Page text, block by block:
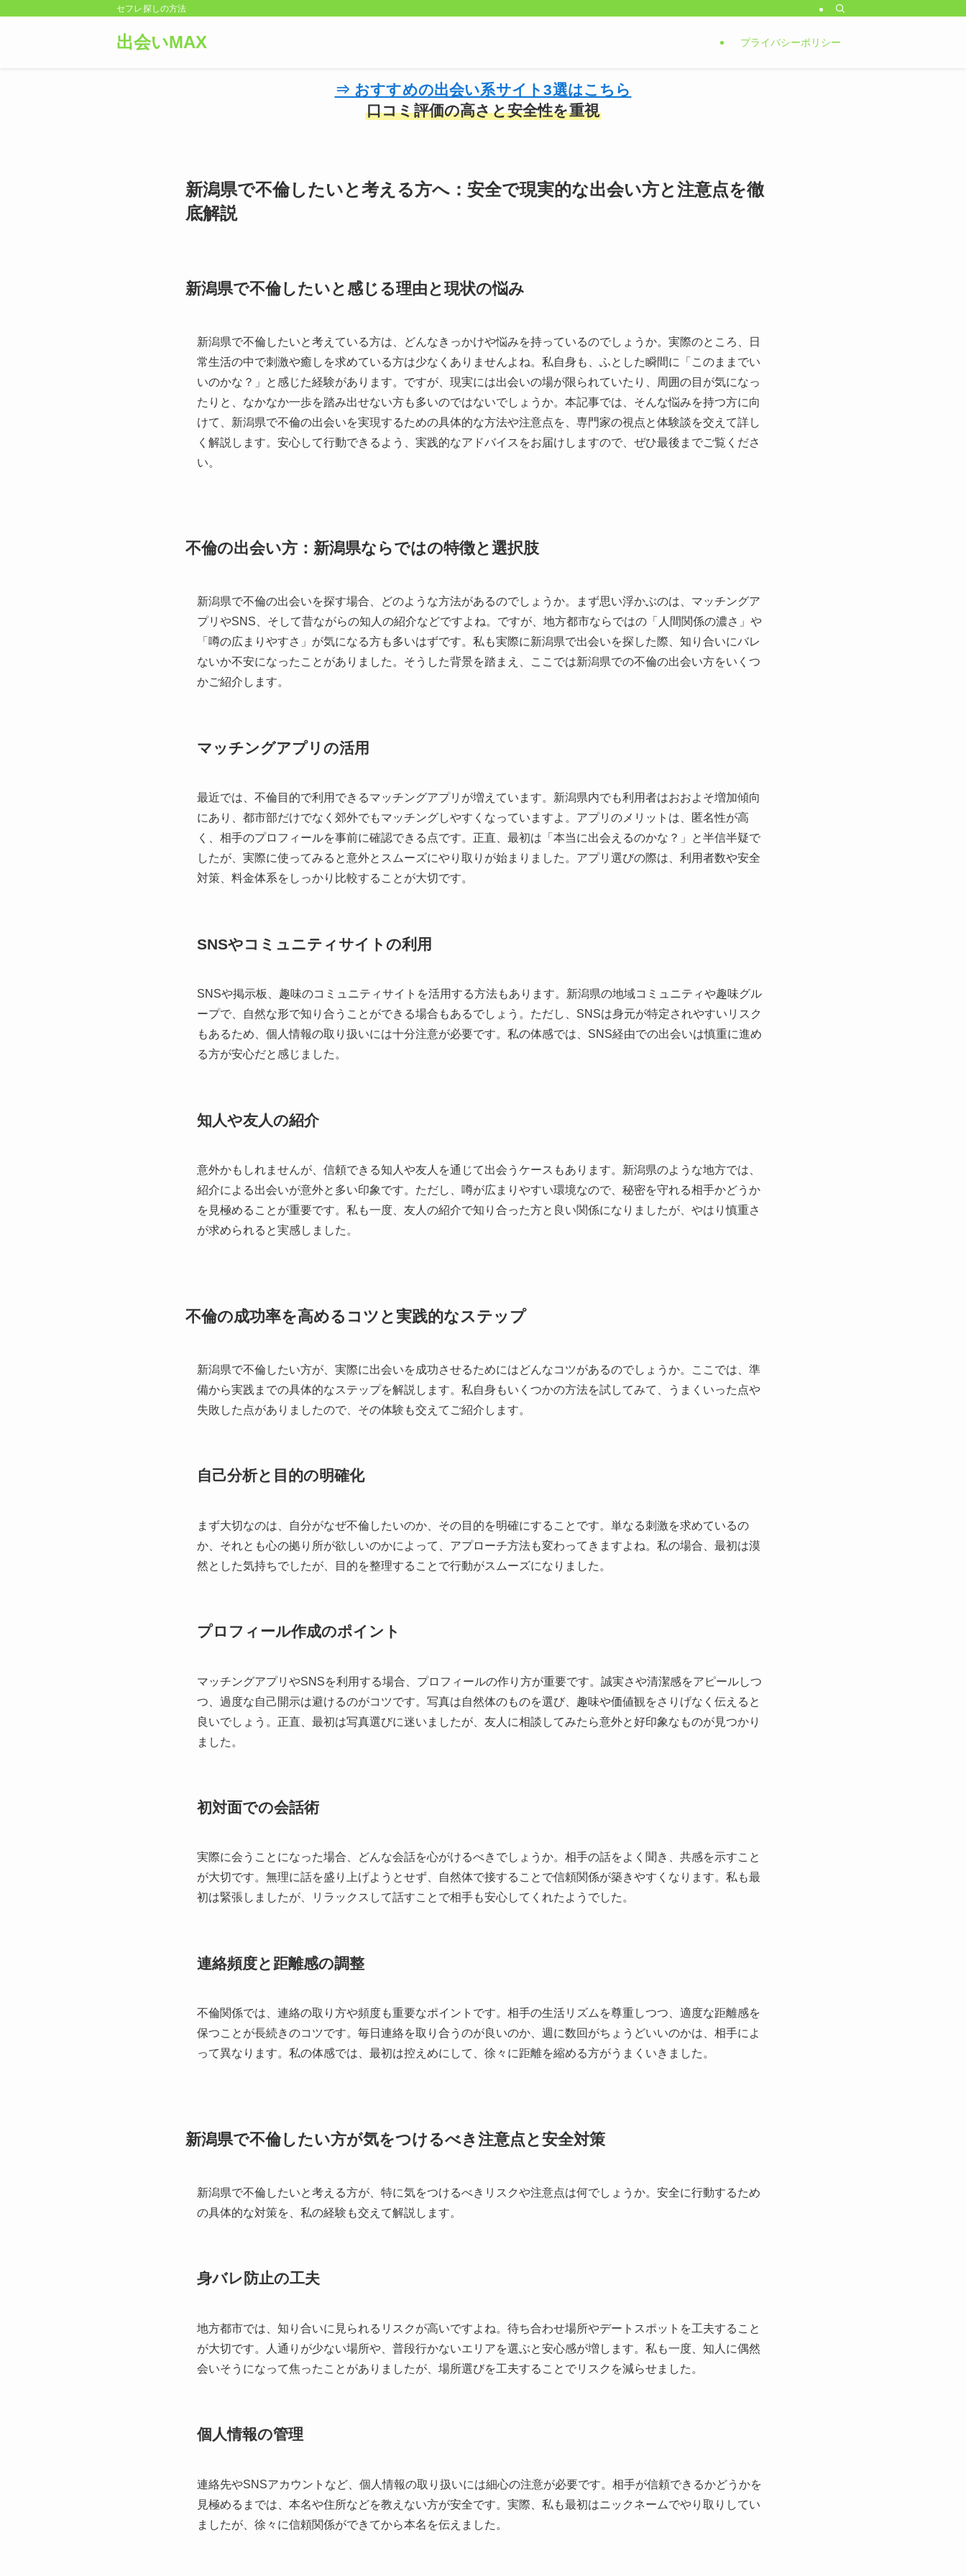
セフレ探しの方法
出会いMAX プライバシーポリシー
⇒ おすすめの出会い系サイト3選はこちら
口コミ評価の高さと安全性を重視
新潟県で不倫したいと考える方へ：安全で現実的な出会い方と注意点を徹
底解説
新潟県で不倫したいと感じる理由と現状の悩み
新潟県で不倫したいと考えている方は、どんなきっかけや悩みを持っているのでしょうか。実際のところ、日
常生活の中で刺激や癒しを求めている方は少なくありませんよね。私自身も、ふとした瞬間に「このままでい
いのかな？」と感じた経験があります。ですが、現実には出会いの場が限られていたり、周囲の目が気になっ
たりと、なかなか一歩を踏み出せない方も多いのではないでしょうか。本記事では、そんな悩みを持つ方に向
けて、新潟県で不倫の出会いを実現するための具体的な方法や注意点を、専門家の視点と体験談を交えて詳し
く解説します。安心して行動できるよう、実践的なアドバイスをお届けしますので、ぜひ最後までご覧くださ
い。
不倫の出会い方：新潟県ならではの特徴と選択肢
新潟県で不倫の出会いを探す場合、どのような方法があるのでしょうか。まず思い浮かぶのは、マッチングア
プリやSNS、そして昔ながらの知人の紹介などですよね。ですが、地方都市ならではの「人間関係の濃さ」や
「噂の広まりやすさ」が気になる方も多いはずです。私も実際に新潟県で出会いを探した際、知り合いにバレ
ないか不安になったことがありました。そうした背景を踏まえ、ここでは新潟県での不倫の出会い方をいくつ
かご紹介します。
マッチングアプリの活用
最近では、不倫目的で利用できるマッチングアプリが増えています。新潟県内でも利用者はおおよそ増加傾向
にあり、都市部だけでなく郊外でもマッチングしやすくなっていますよ。アプリのメリットは、匿名性が高
く、相手のプロフィールを事前に確認できる点です。正直、最初は「本当に出会えるのかな？」と半信半疑で
したが、実際に使ってみると意外とスムーズにやり取りが始まりました。アプリ選びの際は、利用者数や安全
対策、料金体系をしっかり比較することが大切です。
SNSやコミュニティサイトの利用
SNSや掲示板、趣味のコミュニティサイトを活用する方法もあります。新潟県の地域コミュニティや趣味グル
ープで、自然な形で知り合うことができる場合もあるでしょう。ただし、SNSは身元が特定されやすいリスク
もあるため、個人情報の取り扱いには十分注意が必要です。私の体感では、SNS経由での出会いは慎重に進め
る方が安心だと感じました。
知人や友人の紹介
意外かもしれませんが、信頼できる知人や友人を通じて出会うケースもあります。新潟県のような地方では、
紹介による出会いが意外と多い印象です。ただし、噂が広まりやすい環境なので、秘密を守れる相手かどうか
を見極めることが重要です。私も一度、友人の紹介で知り合った方と良い関係になりましたが、やはり慎重さ
が求められると実感しました。
不倫の成功率を高めるコツと実践的なステップ
新潟県で不倫したい方が、実際に出会いを成功させるためにはどんなコツがあるのでしょうか。ここでは、準
備から実践までの具体的なステップを解説します。私自身もいくつかの方法を試してみて、うまくいった点や
失敗した点がありましたので、その体験も交えてご紹介します。
自己分析と目的の明確化
まず大切なのは、自分がなぜ不倫したいのか、その目的を明確にすることです。単なる刺激を求めているの
か、それとも心の拠り所が欲しいのかによって、アプローチ方法も変わってきますよね。私の場合、最初は漠
然とした気持ちでしたが、目的を整理することで行動がスムーズになりました。
プロフィール作成のポイント
マッチングアプリやSNSを利用する場合、プロフィールの作り方が重要です。誠実さや清潔感をアピールしつ
つ、過度な自己開示は避けるのがコツです。写真は自然体のものを選び、趣味や価値観をさりげなく伝えると
良いでしょう。正直、最初は写真選びに迷いましたが、友人に相談してみたら意外と好印象なものが見つかり
ました。
初対面での会話術
実際に会うことになった場合、どんな会話を心がけるべきでしょうか。相手の話をよく聞き、共感を示すこと
が大切です。無理に話を盛り上げようとせず、自然体で接することで信頼関係が築きやすくなります。私も最
初は緊張しましたが、リラックスして話すことで相手も安心してくれたようでした。
連絡頻度と距離感の調整
不倫関係では、連絡の取り方や頻度も重要なポイントです。相手の生活リズムを尊重しつつ、適度な距離感を
保つことが長続きのコツです。毎日連絡を取り合うのが良いのか、週に数回がちょうどいいのかは、相手によ
って異なります。私の体感では、最初は控えめにして、徐々に距離を縮める方がうまくいきました。
新潟県で不倫したい方が気をつけるべき注意点と安全対策
新潟県で不倫したいと考える方が、特に気をつけるべきリスクや注意点は何でしょうか。安全に行動するため
の具体的な対策を、私の経験も交えて解説します。
身バレ防止の工夫
地方都市では、知り合いに見られるリスクが高いですよね。待ち合わせ場所やデートスポットを工夫すること
が大切です。人通りが少ない場所や、普段行かないエリアを選ぶと安心感が増します。私も一度、知人に偶然
会いそうになって焦ったことがありましたが、場所選びを工夫することでリスクを減らせました。
個人情報の管理
連絡先やSNSアカウントなど、個人情報の取り扱いには細心の注意が必要です。相手が信頼できるかどうかを
見極めるまでは、本名や住所などを教えない方が安全です。実際、私も最初はニックネームでやり取りしてい
ましたが、徐々に信頼関係ができてから本名を伝えました。